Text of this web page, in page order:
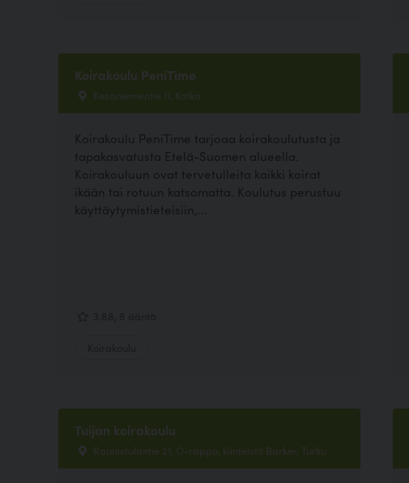
Koirakoulu PeniTime
Kesäniementie 11, Kotka
Koirakoulu PeniTime tarjoaa koirakoulutusta ja
tapakasvatusta Etelä-Suomen alueella.
Koirakouluun ovat tervetulleita kaikki koirat
ikään tai rotuun katsomatta. Koulutus perustuu
käyttäytymistieteisiin,...
Tuijan koirakoulu
Raunistulantie 21, O-rappu, kiinteistö Barker, Turku